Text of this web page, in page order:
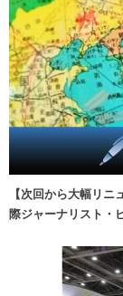
【次回から大幅リ
際ジャーナリスト・